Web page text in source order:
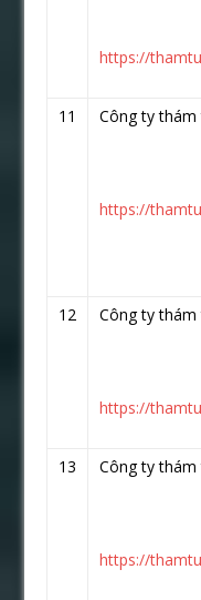
https://
11 Công ty
https://
12 Công ty
https://
13 Công ty
https://